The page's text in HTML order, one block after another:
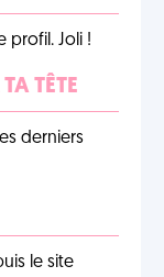
profil. Joli !
TÊTE
derniers
le site